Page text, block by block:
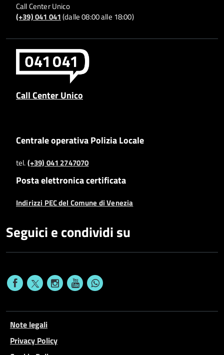
Call Center Unico
(+39) 041 041(dalle 08:00 alle 18:00)
Call Center Unico
Centrale operativa Polizia Locale
tel.(+39) 041 2747070
Posta elettronica certificata
Indirizzi PEC del Comune di Venezia
Seguici e condividi su
Note legali
Privacy Policy